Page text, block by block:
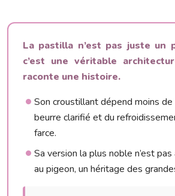
La pastilla n’est pas juste un
c’est une véritable
raconte une histoire.
Son croustillant dépend moins
beurre clarifié et du
farce.
Sa version la plus noble n’est
au pigeon, un héritage des